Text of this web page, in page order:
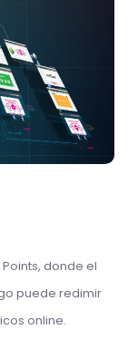
donde el
puede redimir
online.